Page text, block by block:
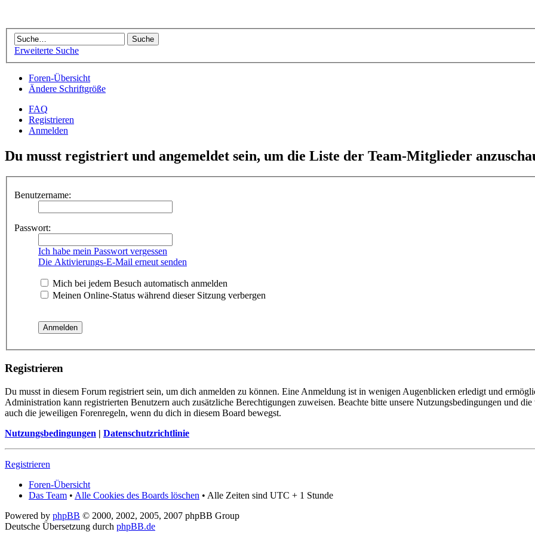
Erweiterte Suche
Foren-Übersicht
Ändere Schriftgröße
FAQ
Registrieren
Anmelden
Du musst registriert und angemeldet sein, um die Liste der Team-Mitglieder
Benutzername:
Passwort:
Ich habe mein Passwort vergessen
Die Aktivierungs-E-Mail erneut senden
Mich bei jedem Besuch automatisch anmelden
Meinen Online-Status während dieser Sitzung verbergen
Registrieren
Du musst in diesem Forum registriert sein, um dich anmelden zu können. Eine Anmeldung ist in wenigen Augenblicken erledigt und
Administration kann registrierten Benutzern auch zusätzliche Berechtigungen zuweisen. Beachte bitte unsere Nutzungsbedingungen und
auch die jeweiligen Forenregeln, wenn du dich in diesem Board bewegst.
Nutzungsbedingungen | Datenschutzrichtlinie
Registrieren
Foren-Übersicht
Das Team • Alle Cookies des Boards löschen • Alle Zeiten sind UTC + 1 Stunde
Powered by phpBB © 2000, 2002, 2005, 2007 phpBB Group
Deutsche Übersetzung durch phpBB.de